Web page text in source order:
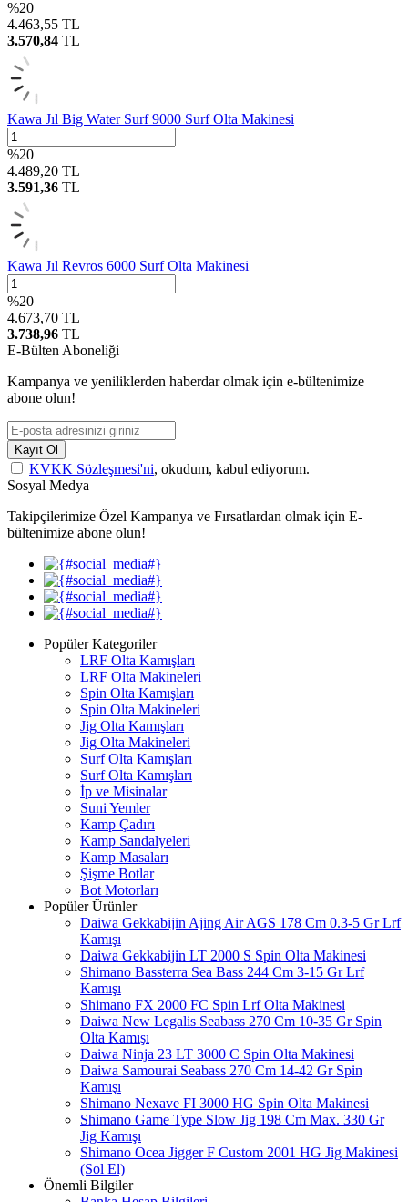
%20
4.463,55 TL
3.570,84 TL
Kawa Jıl Big Water Surf 9000 Surf Olta Makinesi
%20
4.489,20 TL
3.591,36 TL
Kawa Jıl Revros 6000 Surf Olta Makinesi
%20
4.673,70 TL
3.738,96 TL
E-Bülten Aboneliği
Kampanya ve yeniliklerden haberdar olmak için e-bültenimize
abone olun!
Kayıt Ol
KVKK Sözleşmesi'ni, okudum, kabul ediyorum.
Sosyal Medya
Takipçilerimize Özel Kampanya ve Fırsatlardan olmak için E-
bültenimize abone olun!
Popüler Kategoriler
LRF Olta Kamışları
LRF Olta Makineleri
Spin Olta Kamışları
Spin Olta Makineleri
Jig Olta Kamışları
Jig Olta Makineleri
Surf Olta Kamışları
Surf Olta Kamışları
İp ve Misinalar
Suni Yemler
Kamp Çadırı
Kamp Sandalyeleri
Kamp Masaları
Şişme Botlar
Bot Motorları
Popüler Ürünler
Daiwa Gekkabijin Ajing Air AGS 178 Cm 0.3-5 Gr Lrf
Kamışı
Daiwa Gekkabijin LT 2000 S Spin Olta Makinesi
Shimano Bassterra Sea Bass 244 Cm 3-15 Gr Lrf
Kamışı
Shimano FX 2000 FC Spin Lrf Olta Makinesi
Daiwa New Legalis Seabass 270 Cm 10-35 Gr Spin
Olta Kamışı
Daiwa Ninja 23 LT 3000 C Spin Olta Makinesi
Daiwa Samourai Seabass 270 Cm 14-42 Gr Spin
Kamışı
Shimano Nexave FI 3000 HG Spin Olta Makinesi
Shimano Game Type Slow Jig 198 Cm Max. 330 Gr
Jig Kamışı
Shimano Ocea Jigger F Custom 2001 HG Jig Makinesi
(Sol El)
Önemli Bilgiler